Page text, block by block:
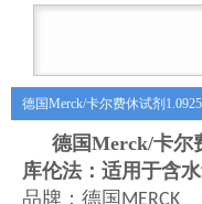
德国Merck/卡尔费休试剂
德国Merck/卡尔
库伦法：适用于含水
品牌：德国